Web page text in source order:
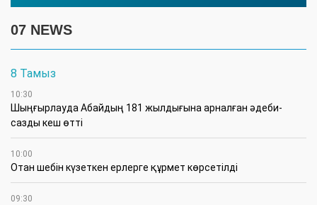
07 NEWS
8 Тамыз
10:30
Шыңғырлауда Абайдың 181 жылдығына арналған әдеби-
сазды кеш өтті
10:00
Отан шебін күзеткен ерлерге құрмет көрсетілді
09:30